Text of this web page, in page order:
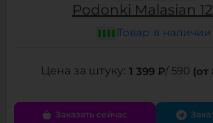
Podonki Malasian
Товар в наличии
1 399 ₽/ 590 (от
Заказать сейчас